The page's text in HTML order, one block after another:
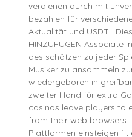
verdienen durch mit
bezahlen für
Aktualität und USDT .
HINZUFÜGEN Associate
des schätzen zu jeder
Musiker zu ansammeln
wiedergeboren in
zweiter Hand für extra
casinos leave players to
from their web browsers
Plattformen einsteigen ‘